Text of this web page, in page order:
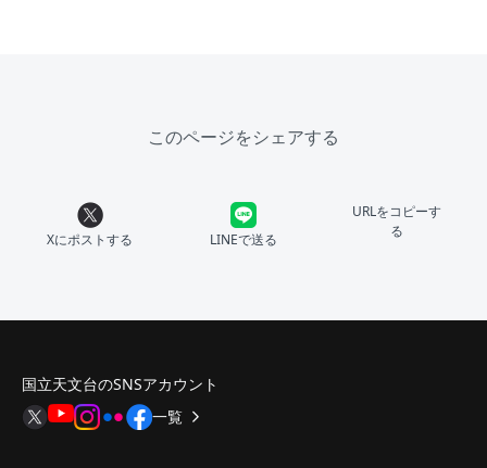
このページをシェアする
Xにポストする LINEで送る
URLをコピーす
る
国立天文台のSNSアカウント
一覧